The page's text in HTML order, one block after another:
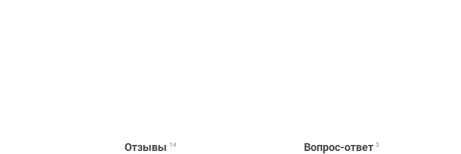
Отзывы 14 Вопрос-ответ 2